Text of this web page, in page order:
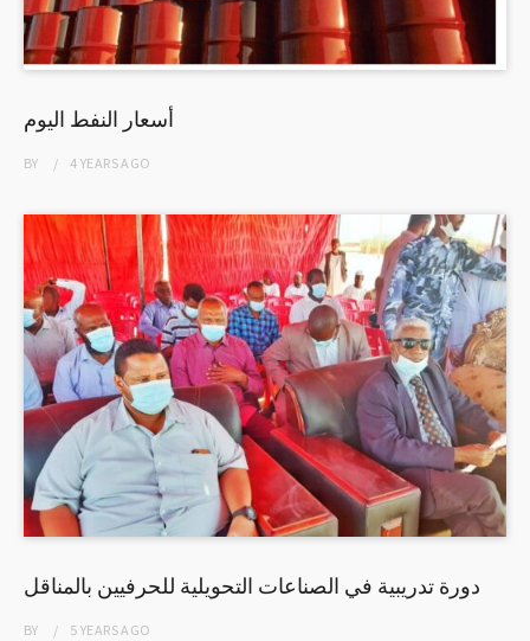
أسعار النفط اليوم
BY 4 YEARSAGO
دورة تدريبية في الصناعات التحويلية للحرفيين بالمناقل
BY 5 YEARSAGO